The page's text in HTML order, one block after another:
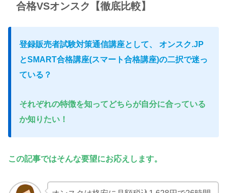
合格VSオンスク【徹底比較】
登録販売者試験対策通信講座として、 オンスク.JP
とSMART合格講座(スマート合格講座)の二択で迷っ
ている ？
それぞれの特徴を知ってどちらが自分に合っている
か知りたい ！
この記事ではそんな要望にお応えします。